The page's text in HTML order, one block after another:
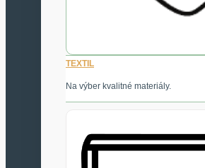
TEXTIL
Na výber kvalitné materiály.